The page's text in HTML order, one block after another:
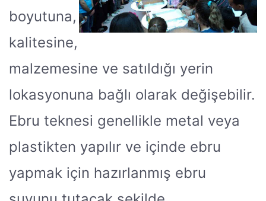
boyutuna,
kalitesine,
malzemesine ve satıldığı yerin
lokasyonuna bağlı olarak değişebilir.
Ebru teknesi genellikle metal veya
plastikten yapılır ve içinde ebru
yapmak için hazırlanmış ebru